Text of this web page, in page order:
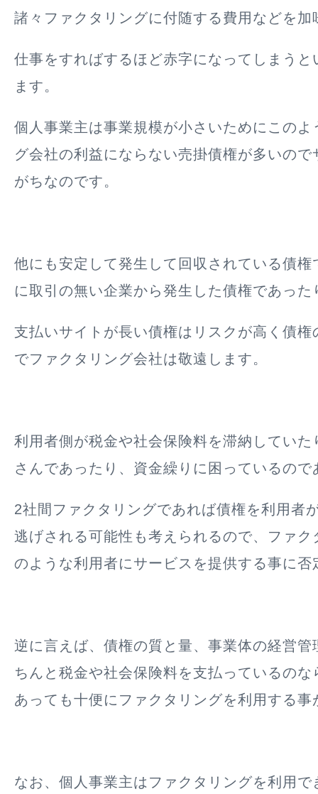
諸々ファクタリングに付随する費用などを加
仕事をすればするほど赤字になってしまうと
ます。
個人事業主は事業規模が小さいためにこのよ
グ会社の利益にならない売掛債権が多いの
がちなのです。
他にも安定して発生して回収されている債権
に取引の無い企業から発生した債権であった
支払いサイトが長い債権は リスクが高く債
でファクタリング会社は敬遠 します。
利用者側が税金や社会保険料を滞納していた
さんであったり、資金繰りに困っているので
2社間ファクタリングであれば債権を利用者
逃げされる可能性も考えられるので、ファク
のような利用者にサービスを提供する事に否
逆に言えば、 債権の質と量、事業体の経営管
ちんと税金や社会保険料を支払っているの
あっても十便にファクタリングを利用する事
なお、個人事業主はファクタリングを利用で